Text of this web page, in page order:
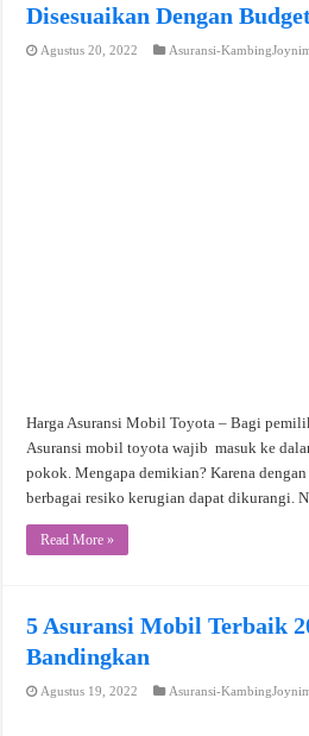
Disesuaikan Dengan
Agustus 20, 2022 Asuransi-
Harga Asuransi Mobil Toyota – Bagi
Asuransi mobil toyota wajib masuk ke
pokok. Mengapa demikian? Karena
berbagai resiko kerugian dapat dikurangi.
Read More »
5 Asuransi Mobil Terbaik
Bandingkan
Agustus 19, 2022 Asuransi-